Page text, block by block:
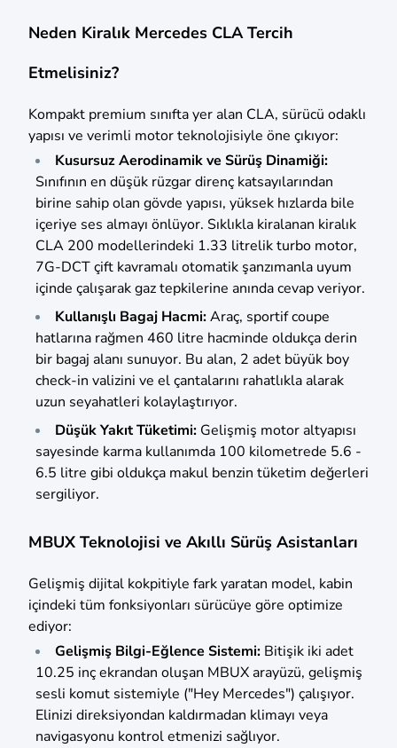
Neden Kiralık Mercedes CLA Tercih
Etmelisiniz?
Kompakt premium sınıfta yer alan CLA, sürücü odaklı
yapısı ve verimli motor teknolojisiyle öne çıkıyor:
Kusursuz Aerodinamik ve Sürüş Dinamiği:
Sınıfının en düşük rüzgar direnç katsayılarından
birine sahip olan gövde yapısı, yüksek hızlarda bile
içeriye ses almayı önlüyor. Sıklıkla kiralanan kiralık
CLA 200 modellerindeki 1.33 litrelik turbo motor,
7G-DCT çift kavramalı otomatik şanzımanla uyum
içinde çalışarak gaz tepkilerine anında cevap veriyor.
Kullanışlı Bagaj Hacmi:Araç, sportif coupe
hatlarına rağmen 460 litre hacminde oldukça derin
bir bagaj alanı sunuyor. Bu alan, 2 adet büyük boy
check-in valizini ve el çantalarını rahatlıkla alarak
uzun seyahatleri kolaylaştırıyor.
Düşük Yakıt Tüketimi: Gelişmiş motor altyapısı
sayesinde karma kullanımda 100 kilometrede 5.6 -
6.5 litre gibi oldukça makul benzin tüketim değerleri
sergiliyor.
MBUX Teknolojisi ve Akıllı Sürüş Asistanları
Gelişmiş dijital kokpitiyle fark yaratan model, kabin
içindeki tüm fonksiyonları sürücüye göre optimize
ediyor:
Gelişmiş Bilgi-Eğlence Sistemi: Bitişik iki adet
10.25 inç ekrandan oluşan MBUX arayüzü, gelişmiş
sesli komut sistemiyle ("Hey Mercedes") çalışıyor.
Elinizi direksiyondan kaldırmadan klimayı veya
navigasyonu kontrol etmenizi sağlıyor.